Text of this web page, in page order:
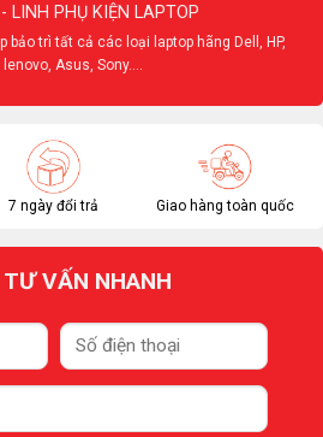
LINH PHỤ KIỆN LAPTOP
bảo trì tất cả các loại laptop hãng Dell, HP,
Asus, Sony....
7 ngày đổi trả Giao hàng toàn quốc
VẤN NHANH